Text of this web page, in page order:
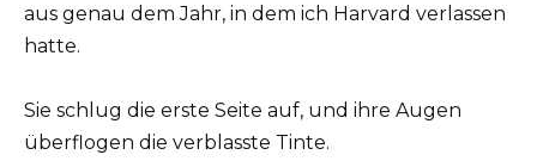
aus genau dem Jahr, in dem ich Harvard verlassen
hatte.
Sie schlug die erste Seite auf, und ihre Augen
überflogen die verblasste Tinte.